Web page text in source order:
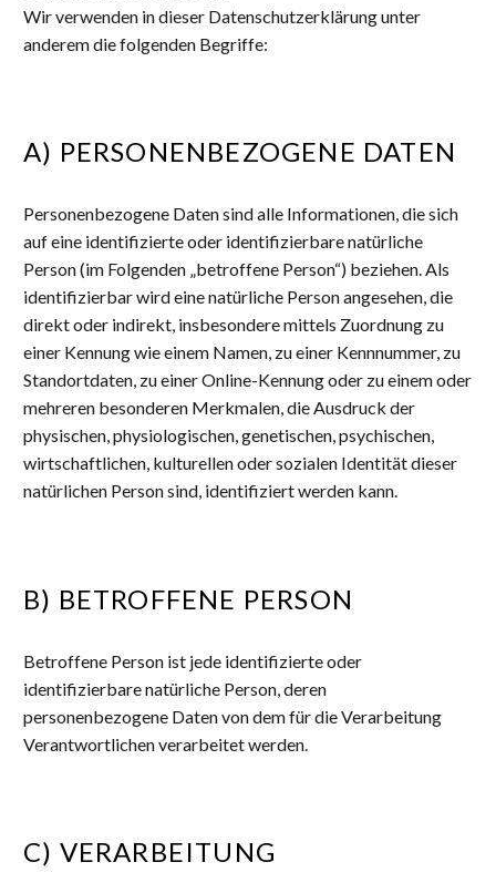
Wir verwenden in dieser Datenschutzerklärung unter
anderem die folgenden Begriffe:
A) PERSONENBEZOGENE DATEN
Personenbezogene Daten sind alle Informationen, die sich
auf eine identifizierte oder identifizierbare natürliche
Person (im Folgenden „betroffene Person“) beziehen. Als
identifizierbar wird eine natürliche Person angesehen, die
direkt oder indirekt, insbesondere mittels Zuordnung zu
einer Kennung wie einem Namen, zu einer Kennnummer, zu
Standortdaten, zu einer Online-Kennung oder zu einem oder
mehreren besonderen Merkmalen, die Ausdruck der
physischen, physiologischen, genetischen, psychischen,
wirtschaftlichen, kulturellen oder sozialen Identität dieser
natürlichen Person sind, identifiziert werden kann.
B) BETROFFENE PERSON
Betroffene Person ist jede identifizierte oder
identifizierbare natürliche Person, deren
personenbezogene Daten von dem für die Verarbeitung
Verantwortlichen verarbeitet werden.
C) VERARBEITUNG